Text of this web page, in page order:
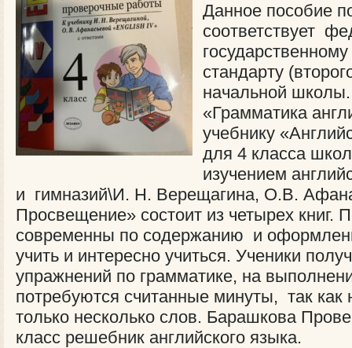
Данное пособие
соответствует
стандарту
начальной
«Грамматика
учебнику
для 4 класса
изучением
и гимназий\И. Н. Верещагина, О.В.
Просвещение» состоит из четырех книг.
современны по содержанию и
учить и интересно учиться. Ученики
упражнений по грамматике, на
потребуются считанные минуты, так как
только несколько слов. Барашкова
класс решебник английского языка.